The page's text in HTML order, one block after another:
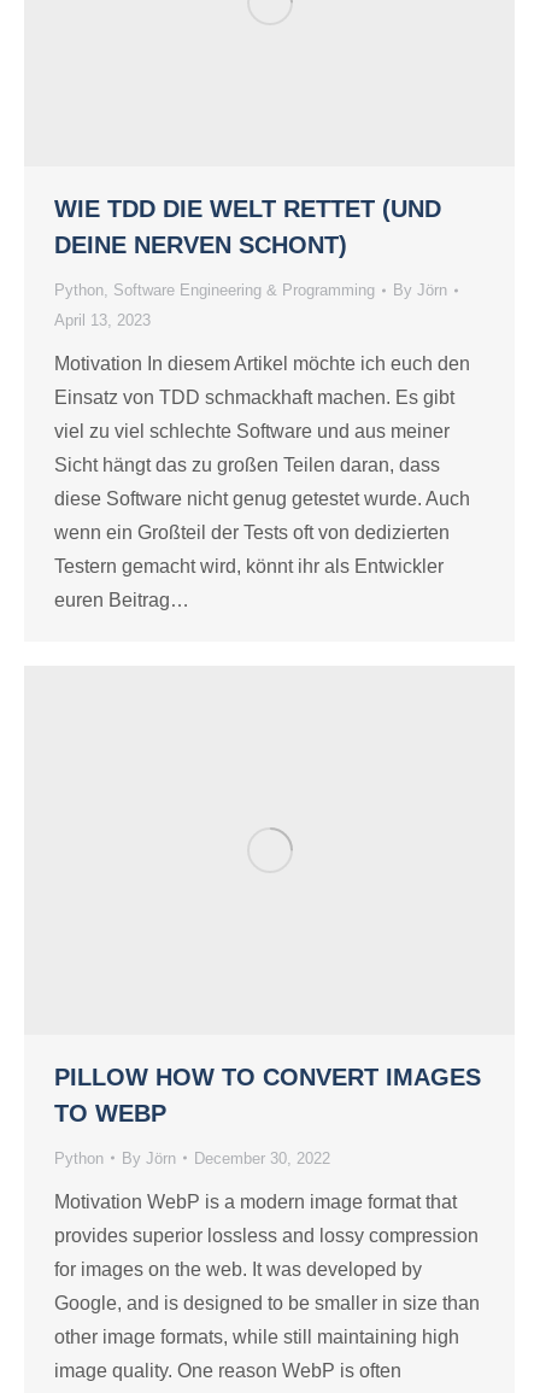
WIE TDD DIE WELT RETTET (UND
DEINE NERVEN SCHONT)
Python, Software Engineering & Programming By Jörn
April 13, 2023
Motivation In diesem Artikel möchte ich euch den
Einsatz von TDD schmackhaft machen. Es gibt
viel zu viel schlechte Software und aus meiner
Sicht hängt das zu großen Teilen daran, dass
diese Software nicht genug getestet wurde. Auch
wenn ein Großteil der Tests oft von dedizierten
Testern gemacht wird, könnt ihr als Entwickler
euren Beitrag…
PILLOW HOW TO CONVERT IMAGES
TO WEBP
Python By Jörn December 30, 2022
Motivation WebP is a modern image format that
provides superior lossless and lossy compression
for images on the web. It was developed by
Google, and is designed to be smaller in size than
other image formats, while still maintaining high
image quality. One reason WebP is often